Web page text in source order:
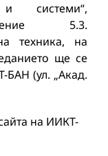
системи“,
5.3.
техника, на
ще се
БАН (ул. „Акад.
на ИИКТ-